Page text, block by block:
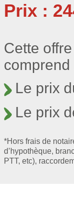
Prix :
Cette
comprend
Le prix
Le prix
*Hors frais de
d’hypothèque,
PTT, etc),